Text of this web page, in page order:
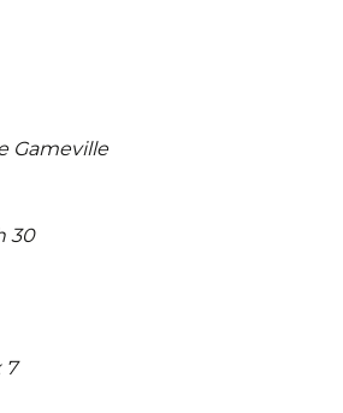
Gameville
30
7